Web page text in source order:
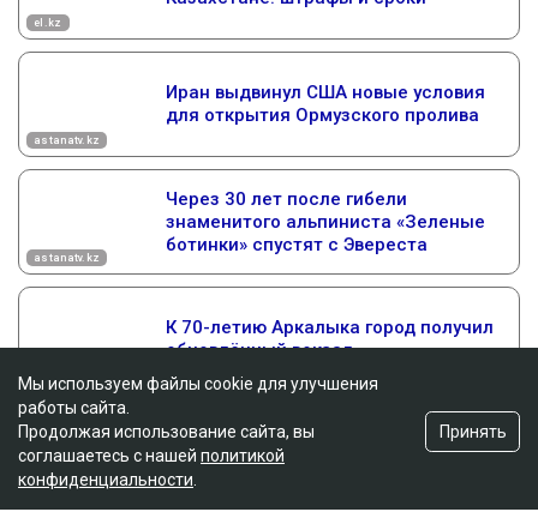
Мы используем файлы cookie для улучшения
работы сайта.
Продолжая использование сайта, вы
соглашаетесь с нашей политикой
конфиденциальности
Принять